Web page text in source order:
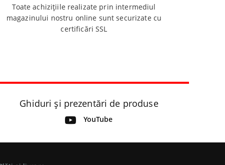
Toate achizițiile realizate prin intermediul
magazinului nostru online sunt securizate cu
certificări SSL
Ghiduri și prezentări de produse
YouTube